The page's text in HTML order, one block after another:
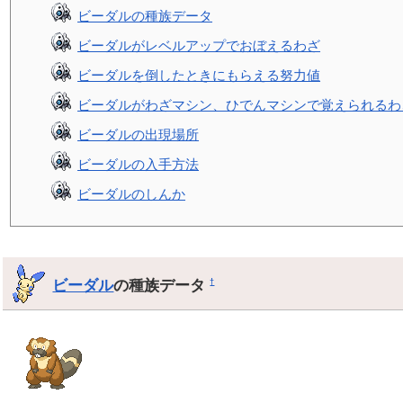
ビーダルの種族データ
ビーダルがレベルアップでおぼえるわざ
ビーダルを倒したときにもらえる努力値
ビーダルがわざマシン、ひでんマシンで覚えられる
ビーダルの出現場所
ビーダルの入手方法
ビーダルのしんか
ビーダルの種族データ†